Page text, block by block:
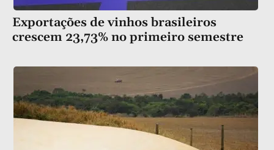
Exportações de vinhos brasileiros
crescem 23,73% no primeiro semestre